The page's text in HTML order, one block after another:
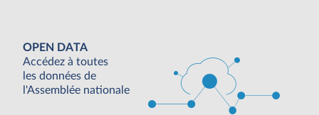
OPEN DATA
Accédez à toutes
les données de
l'Assemblée nationale